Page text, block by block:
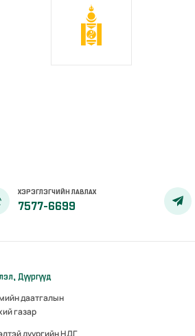
ХЭРЭГЛЭГЧИЙН ЛАВЛАХ
7577-6699
Дүүргүүд
даатгалын
газар
дүүргийн НДГ